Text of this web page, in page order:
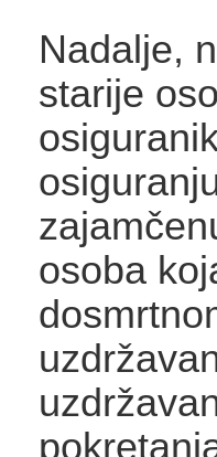
Nadalje,
starije
osoba